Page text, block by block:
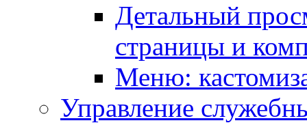
Детальный
страницы и
Меню:
Управление